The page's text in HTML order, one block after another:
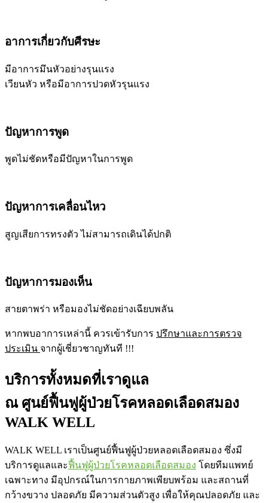
อาการเกี่ยวกับศีรษะ
มีอาการมึนหัวอย่างรุนแรง
เวียนหัว หรือมีอาการปวดหัวรุนแรง
ปัญหาการพูด
พูดไม่ชัดหรือมีปัญหาในการพูด
ปัญหาการเคลื่อนไหว
สูญเสียการทรงตัว ไม่สามารถเดินได้ปกติ
ปัญหาการมองเห็น
สายตาพร่า หรือมองไม่ชัดอย่างเฉียบพลัน
หากพบอาการเหล่านี้ ควรเข้ารับการ ปรึกษาและการตรวจ
ประเมิน จากผู้เชี่ยวชาญทันที !!!
บริการทั้งหมดที่เราดูแล
ณ ศูนย์ฟื้นฟูผู้ป่วยโรคหลอดเลือดสมอง
WALK WELL
WALK WELL เราเป็นศูนย์ฟื้นฟูผู้ป่วยหลอดเลือดสมอง ซึ่งมี
บริการดูแลและฟื้นฟูผู้ป่วยโรคหลอดเลือดสมอง โดยทีมแพทย์
เฉพาะทาง มีอุปกรณ์ในการกายภาพเพียบพร้อม และสถานที่
กว้างขวาง ปลอดภัย มีความส่วนตัวสูง เพื่อให้คุณปลอดภัย และ